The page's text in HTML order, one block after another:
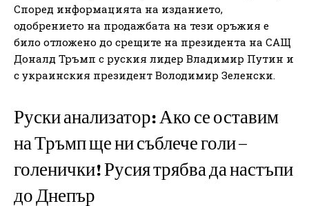
Според информацията на изданието,
одобрението на продажбата на тези оръжия е
било отложено до срещите на президента на САЩ
Доналд Тръмп с руския лидер Владимир Путин и
с украинския президент Володимир Зеленски.
Руски анализатор: Ако се оставим
на Тръмп ще ни съблече голи –
голенички! Русия трябва да настъпи
до Днепър